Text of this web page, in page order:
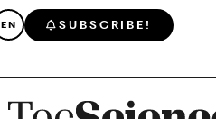
EN SUBSCRIBE!